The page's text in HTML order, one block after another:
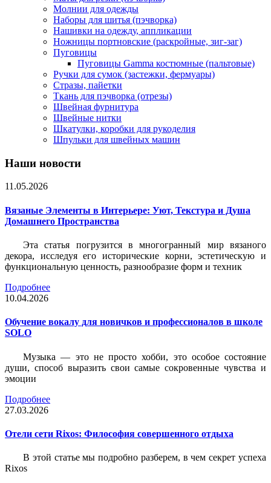
Молнии для одежды
Наборы для шитья (пэчворка)
Нашивки на одежду, аппликации
Ножницы портновские (раскройные, зиг-заг)
Пуговицы
Пуговицы Gamma костюмные (пальтовые)
Ручки для сумок (застежки, фермуары)
Стразы, пайетки
Ткань для пэчворка (отрезы)
Швейная фурнитура
Швейные нитки
Шкатулки, коробки для рукоделия
Шпульки для швейных машин
Наши новости
11.05.2026
Вязаные Элементы в Интерьере: Уют, Текстура и Душа
Домашнего Пространства
Эта статья погрузится в многогранный мир вязаного
декора, исследуя его исторические корни, эстетическую и
функциональную ценность, разнообразие форм и техник
Подробнее
10.04.2026
Обучение вокалу для новичков и профессионалов в школе
SOLO
Музыка — это не просто хобби, это особое состояние
души, способ выразить свои самые сокровенные чувства и
эмоции
Подробнее
27.03.2026
Отели сети Rixos: Философия совершенного отдыха
В этой статье мы подробно разберем, в чем секрет успеха
Rixos